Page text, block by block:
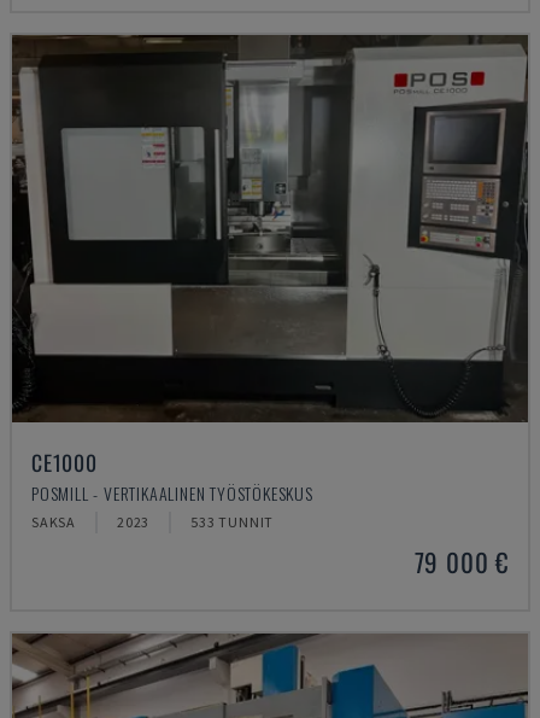
CE1000
POSMILL - VERTIKAALINEN TYÖSTÖKESKUS
SAKSA 2023 533 TUNNIT
79 000 €